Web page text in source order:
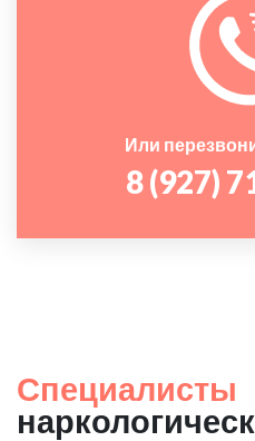
Или
8 (927)
Специалисты